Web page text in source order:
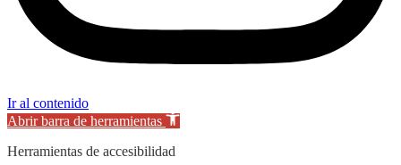
Ir al contenido
Abrir barra de herramientas
Herramientas de accesibilidad